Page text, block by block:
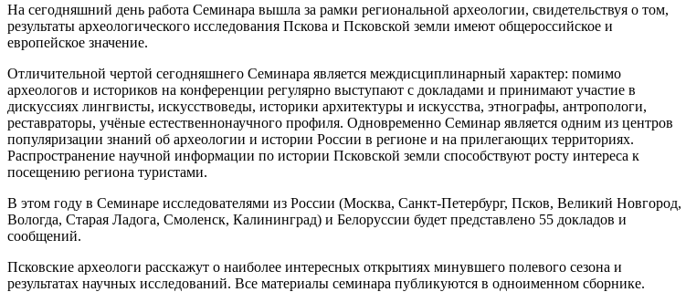
На сегодняшний день работа Семинара вышла за рамки региональной археологии, свидетельствуя о том,
результаты археологического исследования Пскова и Псковской земли имеют общероссийское и
европейское значение.
Отличительной чертой сегодняшнего Семинара является междисциплинарный характер: помимо
археологов и историков на конференции регулярно выступают с докладами и принимают участие в
дискуссиях лингвисты, искусствоведы, историки архитектуры и искусства, этнографы, антропологи,
реставраторы, учёные естественнонаучного профиля. Одновременно Семинар является одним из центров
популяризации знаний об археологии и истории России в регионе и на прилегающих территориях.
Распространение научной информации по истории Псковской земли способствуют росту интереса к
посещению региона туристами.
В этом году в Семинаре исследователями из России (Москва, Санкт-Петербург, Псков, Великий Новгород,
Вологда, Старая Ладога, Смоленск, Калининград) и Белоруссии будет представлено 55 докладов и
сообщений.
Псковские археологи расскажут о наиболее интересных открытиях минувшего полевого сезона и
результатах научных исследований. Все материалы семинара публикуются в одноименном сборнике.